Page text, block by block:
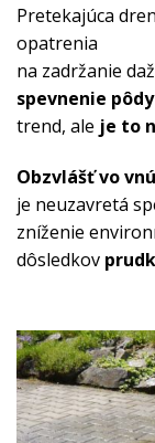
Pretekajúca
opatrenia
na zadržanie
spevnenie
trend, ale je to
Obzvlášť vo
je neuzavretá
zníženie
dôsledkov